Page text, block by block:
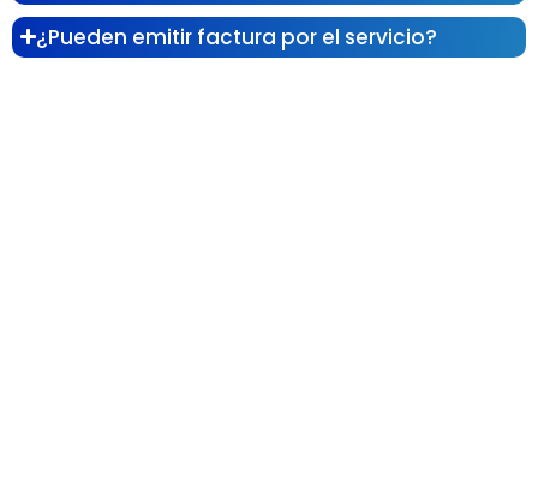
¿Pueden emitir factura por el servicio?